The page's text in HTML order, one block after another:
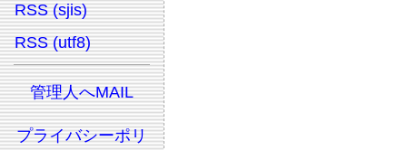
RSS (sjis)
RSS (utf8)
管理人へMAIL
プライバシーポリ